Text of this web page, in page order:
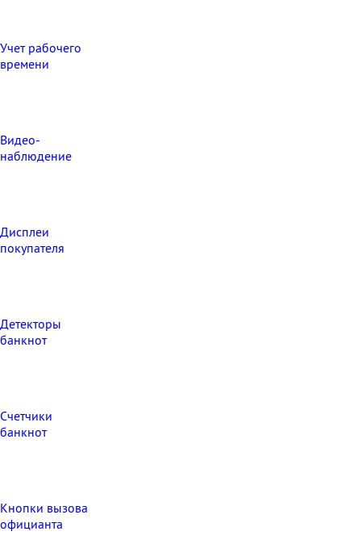
Учет рабочего
времени
Видео‑
наблюдение
Дисплеи
покупателя
Детекторы
банкнот
Счетчики
банкнот
Кнопки вызова
официанта